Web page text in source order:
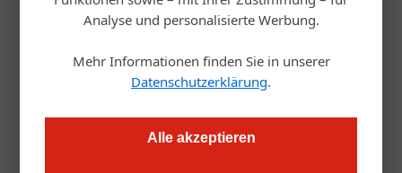
Analyse und personalisierte Werbung.
Mehr Informationen finden Sie in unserer
Datenschutzerklärung.
Alle akzeptieren
Ukraine-Krieg
„Die Lage ist sehr angespannt!“
08.03.2022, 14:54 Uhr